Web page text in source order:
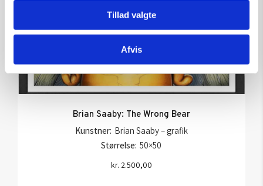
Tillad valgte
Afvis
Brian Saaby: The Wrong Bear
Kunstner: Brian Saaby – grafik
Størrelse: 50×50
kr. 2.500,00